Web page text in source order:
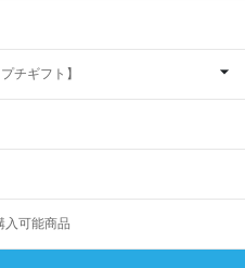
チギフト】
可能商品